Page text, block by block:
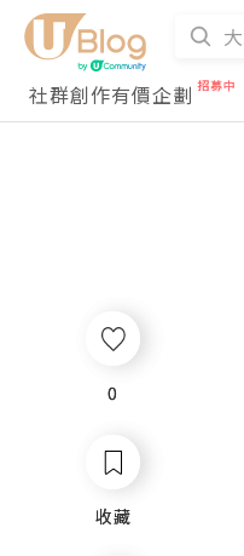
社群創作有價企劃
0
收藏
0
收藏